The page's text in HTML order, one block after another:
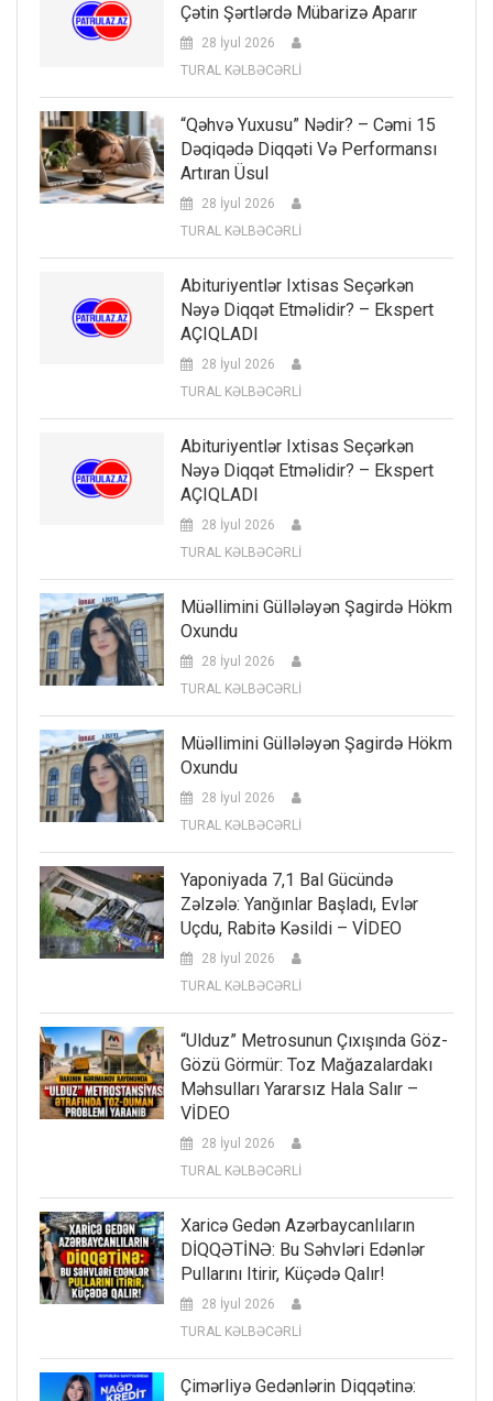
Çətin Şərtlərdə Mübarizə Aparır
28 İyul 2026
TURAL KƏLBƏCƏRLİ
“Qəhvə Yuxusu” Nədir? – Cəmi 15
Dəqiqədə Diqqəti Və Performansı
Artıran Üsul
28 İyul 2026
TURAL KƏLBƏCƏRLİ
Abituriyentlər Ixtisas Seçərkən
Nəyə Diqqət Etməlidir? – Ekspert
AÇIQLADI
28 İyul 2026
TURAL KƏLBƏCƏRLİ
Abituriyentlər Ixtisas Seçərkən
Nəyə Diqqət Etməlidir? – Ekspert
AÇIQLADI
28 İyul 2026
TURAL KƏLBƏCƏRLİ
Müəllimini Güllələyən Şagirdə Hökm
Oxundu
28 İyul 2026
TURAL KƏLBƏCƏRLİ
Müəllimini Güllələyən Şagirdə Hökm
Oxundu
28 İyul 2026
TURAL KƏLBƏCƏRLİ
Yaponiyada 7,1 Bal Gücündə
Zəlzələ: Yanğınlar Başladı, Evlər
Uçdu, Rabitə Kəsildi – VİDEO
28 İyul 2026
TURAL KƏLBƏCƏRLİ
“Ulduz” Metrosunun Çıxışında Göz-
Gözü Görmür: Toz Mağazalardakı
Məhsulları Yararsız Hala Salır –
VİDEO
28 İyul 2026
TURAL KƏLBƏCƏRLİ
Xaricə Gedən Azərbaycanlıların
DİQQƏTİNƏ: Bu Səhvləri Edənlər
Pullarını Itirir, Küçədə Qalır!
28 İyul 2026
TURAL KƏLBƏCƏRLİ
Çimərliyə Gedənlərin Diqqətinə: